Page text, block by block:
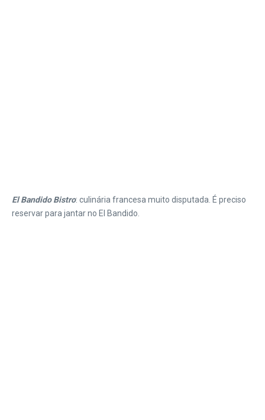
El Bandido Bistro: culinária francesa muito disputada. É preciso
reservar para jantar no El Bandido.